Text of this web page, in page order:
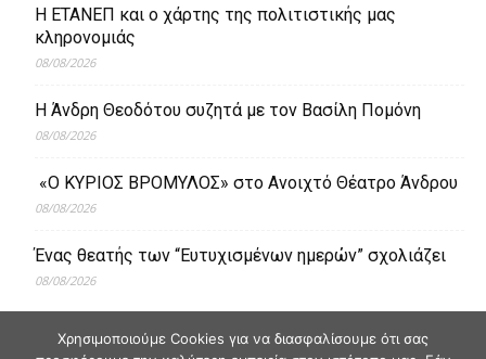
Η ΕΤΑΝΕΠ και ο χάρτης της πολιτιστικής μας
κληρονομιάς
08/08/2026
Η Άνδρη Θεοδότου συζητά με τον Βασίλη Πομόνη
08/08/2026
«Ο ΚΥΡΙΟΣ ΒΡΟΜΥΛΟΣ» στο Ανοιχτό Θέατρο Άνδρου
08/08/2026
Ένας θεατής των “Ευτυχισμένων ημερών” σχολιάζει
08/08/2026
Χρησιμοποιούμε Cookies για να διασφαλίσουμε ότι σας